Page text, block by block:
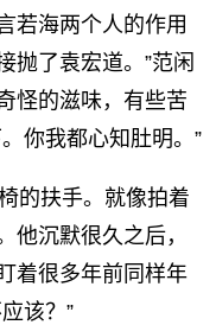
若海两个人的作用
抛了袁宏道。”范闲
怪的滋味，有些苦
你我都心知肚明。”
的扶手。就像拍着
他沉默很久之后，
着很多年前同样年
该？”